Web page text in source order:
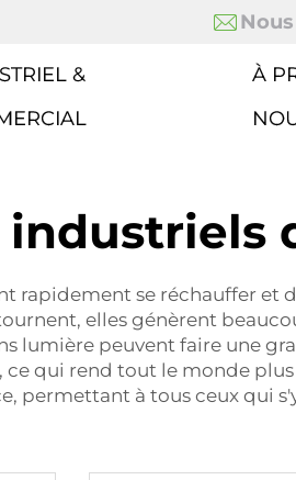
&
À
rapidement se réchauffer
elles génèrent
lumière peuvent faire une
qui rend tout le monde
permettant à tous ceux qui